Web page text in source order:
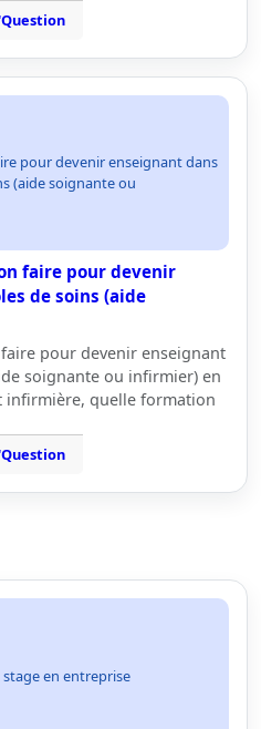
pour devenir enseignant dans
(aide soignante ou
faire pour devenir
de soins (aide
pour devenir enseignant
soignante ou infirmier) en
infirmière, quelle formation
en entreprise